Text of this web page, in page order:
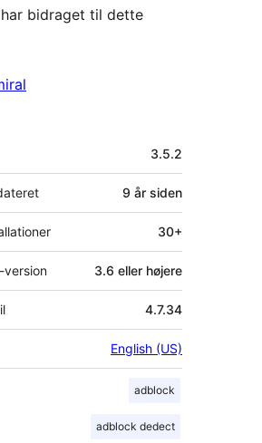
bidraget til dette
3.5.2
9 år siden
30+
version 3.6 eller højere
4.7.34
English (US)
adblock
adblock dedect